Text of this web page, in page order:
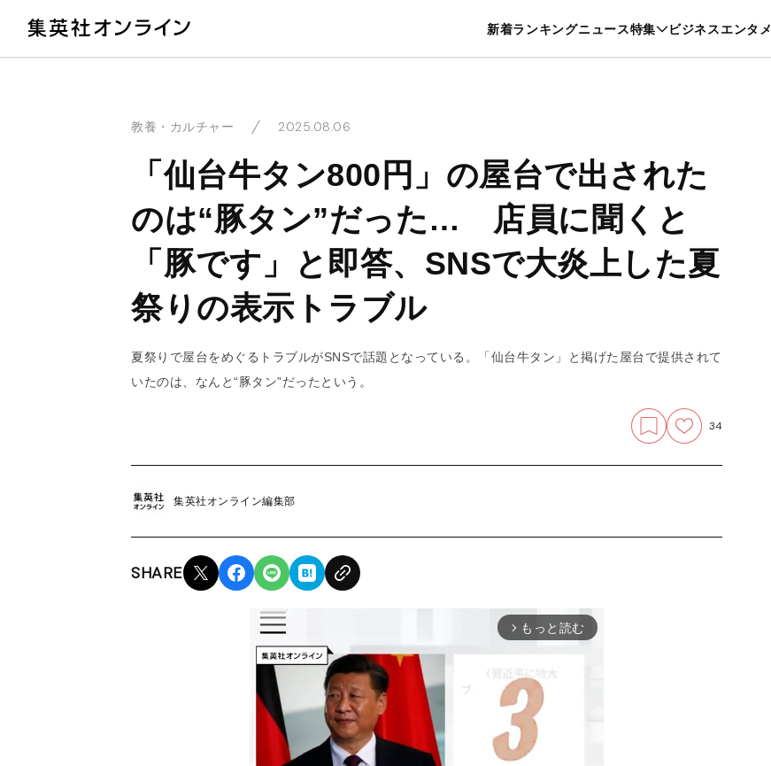
新着ランキングニュース特集 ビジネスエンタメ
暮らし スポーツ ヘルスケア 美容 グルメ
教養・カルチャー 2025.08.06
「仙台牛タン800円」の屋台で出された
のは“豚タン”だった… 店員に聞くと
「豚です」と即答、SNSで大炎上した夏
祭りの表示トラブル
夏祭りで屋台をめぐるトラブルがSNSで話題となっている。「仙台牛タン」と掲げた屋台で提供されて
いたのは、なんと“豚タン”だったという。
34
集英社オンライン編集部
SHARE
arrow_forward_ios もっと読む